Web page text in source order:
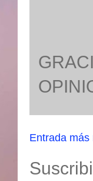
Entrada más